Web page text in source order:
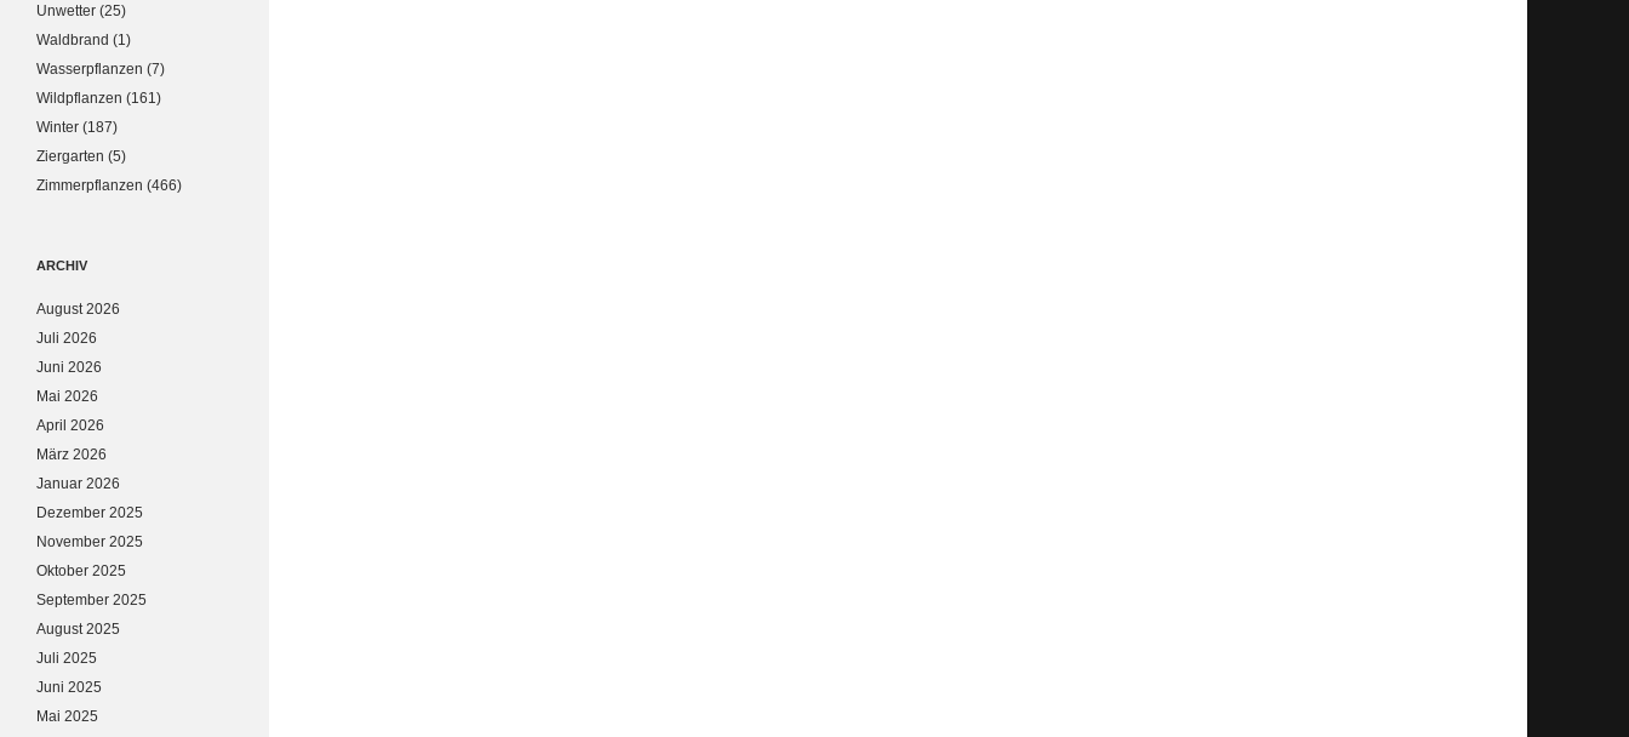
Unwetter (25)
Waldbrand (1)
Wasserpflanzen (7)
Wildpflanzen (161)
Winter (187)
Ziergarten (5)
Zimmerpflanzen (466)
ARCHIV
August 2026
Juli 2026
Juni 2026
Mai 2026
April 2026
März 2026
Januar 2026
Dezember 2025
November 2025
Oktober 2025
September 2025
August 2025
Juli 2025
Juni 2025
Mai 2025